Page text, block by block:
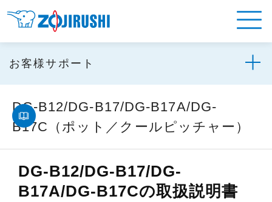
お客様サポート
DG-B12/DG-B17/DG-B17A/DG-
B17C（ポット／クールピッチャー）
DG-B12/DG-B17/DG-
B17A/DG-B17Cの取扱説明書